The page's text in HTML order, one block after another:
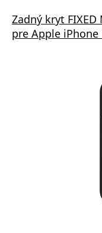
Zadný kryt
pre Apple iPhone